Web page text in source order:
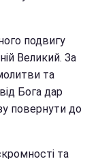
подвигу
Великий. За
та
Бога дар
повернути до
та